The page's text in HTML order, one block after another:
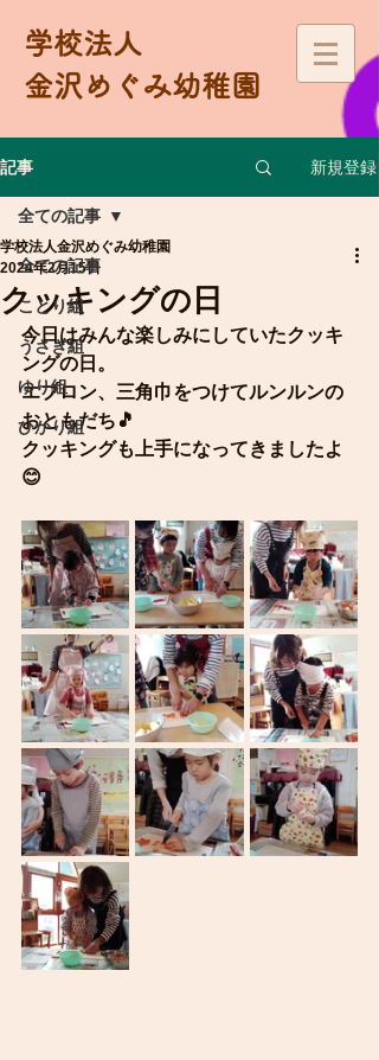
学校法人
金沢めぐみ幼稚園
記事 新規登録
全ての記事
ことり組
うさぎ組
ゆり組
ひかり組
全ての記事
クッキングの日
学校法人金沢めぐみ幼稚園
2024年2月15日
今日はみんな楽しみにしていたクッキ
ングの日。
エプロン、三角巾をつけてルンルンの
おともだち🎵
クッキングも上手になってきましたよ
😊